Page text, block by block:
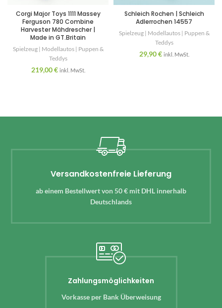
Corgi Major Toys 1111 Massey
Ferguson 780 Combine
Harvester Mähdrescher |
Made in GT.Britain
Spielzeug | Modellautos | Puppen &
Teddys
219,00€ inkl. MwSt.
Schleich Rochen | Schleich
Adlerrochen 14557
Spielzeug | Modellautos | Puppen &
Teddys
29,90€ inkl. MwSt.
Versandkostenfreie Lieferung
ab einem Bestellwert von 50 € mit DHL innerhalb
Deutschlands
Zahlungsmöglichkeiten
Vorkasse per Bank Überweisung